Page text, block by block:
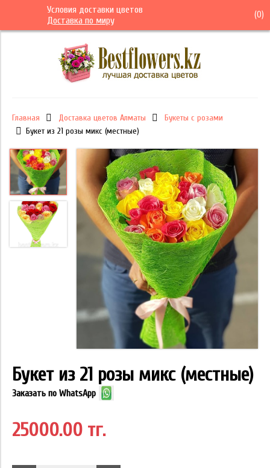
Условия доставки цветов
Доставка по миру
(0)
Главная Доставка цветов Алматы
Букеты с розами
Букет из 21 розы микс (местные)
Букет из 21 розы микс (местные)
Заказать по WhatsApp
25000.00 тг.